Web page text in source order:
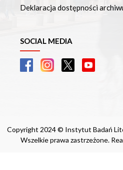
Deklaracja dostępności
SOCIAL MEDIA
Copyright 2024 © Instytut Badań
Wszelkie prawa zastrzeżone.